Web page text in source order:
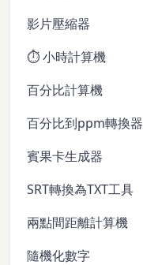
影片壓縮器
⏱️ 小時計算機
百分比計算機
百分比到ppm轉換器
賓果卡生成器
SRT轉換為TXT工具
兩點間距離計算機
隨機化數字